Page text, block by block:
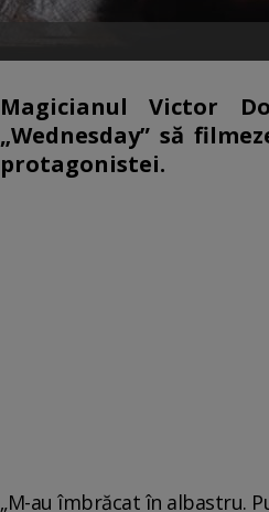
Magicianul Victor
„Wednesday” să
protagonistei.
„M-au îmbrăcat în albastru.